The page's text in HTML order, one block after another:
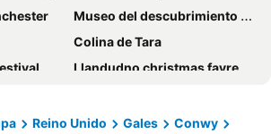
Museo del descubrimiento de los lagos
Colina de Tara
Llandudno christmas fayre
Fair
Llandudno Toy and Train Fair
Reino Unido Gales
Conwy